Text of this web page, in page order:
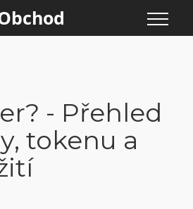
- Přehled
tokenu a